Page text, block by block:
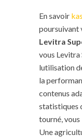
En savoir
poursuivant
Levitra
vous Levitra
lutilisation
la
contenus
statistiques
tourné,
Une